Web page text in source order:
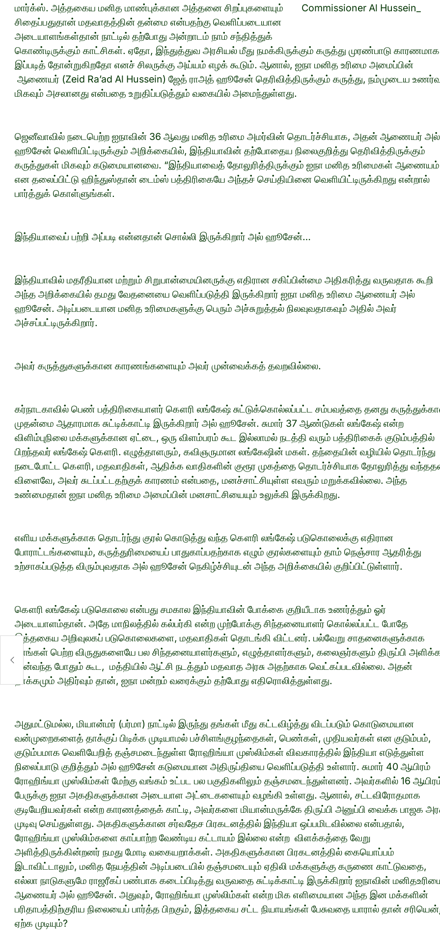
மார்க்ஸ். அத்தகைய மனித மாண்புக்கான அத்தனை சிறப்புகளையும்
சிதைப்பதுதான் மதவாதத்தின் தன்மை என்பதற்கு வெளிப்படையான
அடையாளங்கள்தான் நாட்டில் தற்போது அன்றாடம் நாம் சந்தித்துக்
கொண்டிருக்கும் காட்சிகள். ஏதோ, இந்துத்துவ அரசியல் மீது நமக்கிருக்கும் கருத்து முரண்பாடு காரணமாக
இப்படித் தோன்றுகிறதோ எனச் சிலருக்கு அய்யம் எழக் கூடும். ஆனால், ஐநா மனித உரிமை அமைப்பின்
ஆணையர் (Zeid Ra’ad Al Hussein) ஜேத் ராஅத் ஹூசேன் தெரிவித்திருக்கும் கருத்து, நம்முடைய
மிகவும் அசலானது என்பதை உறுதிப்படுத்தும் வகையில் அமைந்துள்ளது.
ஜெனீவாவில் நடைபெற்ற ஐநாவின் 36 ஆவது மனித உரிமை அமர்வின் தொடர்ச்சியாக, அதன் ஆணையர் அல்
ஹூசேன் வெளியிட்டிருக்கும் அறிக்கையில், இந்தியாவின் தற்போதைய நிலைகுறித்து தெரிவித்திருக்கும்
கருத்துகள் மிகவும் கடுமையானவை. “இந்தியாவைத் தோலுரித்திருக்கும் ஐநா மனித உரிமைகள்
என தலைப்பிட்டு ஹிந்துஸ்தான் டைம்ஸ் பத்திரிகையே அந்தச் செய்தியினை வெளியிட்டிருக்கிறது என்றால்
பார்த்துக் கொள்ளுங்கள்.
இந்தியாவைப் பற்றி அப்படி என்னதான் சொல்லி இருக்கிறார் அல் ஹூசேன்…
இந்தியாவில் மதரீதியான மற்றும் சிறுபான்மையினருக்கு எதிரான சகிப்பின்மை அதிகரித்து வருவதாக கூறி
அந்த அறிக்கையில் தமது வேதனையை வெளிப்படுத்தி இருக்கிறார் ஐநா மனித உரிமை ஆணையர் அல்
ஹூசேன். அடிப்படையான மனித உரிமைகளுக்கு பெரும் அச்சுறுத்தல் நிலவுவதாகவும் அதில் அவர்
அச்சப்பட்டிருக்கிறார்.
அவர் கருத்துகளுக்கான காரணங்களையும் அவர் முன்வைக்கத் தவறவில்லை.
கர்நாடகாவில் பெண் பத்திரிகையாளர் கௌரி லங்கேஷ் சுட்டுக்கொல்லப்பட்ட சம்பவத்தை தனது
முதன்மை ஆதாரமாக சுட்டிக்காட்டி இருக்கிறார் அல் ஹூசேன். சுமார் 37 ஆண்டுகள் லங்கேஷ் என்ற
விளிம்புநிலை மக்களுக்கான ஏட்டை, ஒரு விளம்பரம் கூட இல்லாமல் நடத்தி வரும் பத்திரிகைக் குடும்பத்தில்
பிறந்தவர் லங்கேஷ் கௌரி. எழுத்தாளரும், கவிஞருமான லங்கேஷின் மகள். தந்தையின் வழியில் தொடர்ந்து
நடைபோட்ட கௌரி, மதவாதிகள், ஆதிக்க வாதிகளின் குரூர முகத்தை தொடர்ச்சியாக தோலுரித்து
விளைவே, அவர் சுடப்பட்டதற்குக் காரணம் என்பதை, மனச்சாட்சியுள்ள எவரும் மறுக்கவில்லை. அந்த
உண்மைதான் ஐநா மனித உரிமை அமைப்பின் மனசாட்சியையும் உலுக்கி இருக்கிறது.
எளிய மக்களுக்காக தொடர்ந்து குரல் கொடுத்து வந்த கௌரி லங்கேஷ் படுகொலைக்கு எதிரான
போராட்டங்களையும், கருத்துரிமையைப் பாதுகாப்பதற்காக எழும் குரல்களையும் தாம் நெஞ்சார ஆதரித்து
உற்சாகப்படுத்த விரும்புவதாக அல் ஹூசேன் நெகிழ்ச்சியுடன் அந்த அறிக்கையில் குறிப்பிட்டுள்ளார்.
கௌரி லங்கேஷ் படுகொலை என்பது சமகால இந்தியாவின் போக்கை குறியீடாக உணர்த்தும் ஓர்
அடையாளம்தான். அதே மாநிலத்தில் கல்பர்கி என்ற முற்போக்கு சிந்தனையாளர் கொல்லப்பட்ட போதே
இத்தகைய அறிவுலகப் படுகொலைகளை, மதவாதிகள் தொடங்கி விட்டனர். பல்வேறு சாதனைகளுக்காக
தாங்கள் பெற்ற விருதுகளையே பல சிந்தனையாளர்களும், எழுத்தாளர்களும், கலைஞர்களும் திருப்பி
முன்வந்த போதும் கூட, மத்தியில் ஆட்சி நடத்தும் மதவாத அரசு அதற்காக வெட்கப்படவில்லை. அதன்
தாக்கமும் அதிர்வும் தான், ஐநா மன்றம் வரைக்கும் தற்போது எதிரொலித்துள்ளது.
அதுமட்டுமல்ல, மியான்மர் (பர்மா) நாட்டில் இருந்து தங்கள் மீது கட்டவிழ்த்து விடப்படும் கொடுமையான
வன்முறைகளைத் தாக்குப் பிடிக்க முடியாமல் பச்சிளங்குழந்தைகள், பெண்கள், முதியவர்கள் என குடும்பம்,
குடும்பமாக வெளியேறித் தஞ்சமடைந்துள்ள ரோஹிங்யா முஸ்லிம்கள் விவகாரத்தில் இந்தியா எடுத்துள்ள
நிலைப்பாடு குறித்தும் அல் ஹூசேன் கடுமையான அதிருப்தியை வெளிப்படுத்தி உள்ளார். சுமார் 40 ஆயிரம்
ரோஹிங்யா முஸ்லிம்கள் மேற்கு வங்கம் உட்பட பல பகுதிகளிலும் தஞ்சமடைந்துள்ளனர். அவர்களில் 16
பேருக்கு ஐநா அகதிகளுக்கான அடையாள அட்டைகளையும் வழங்கி உள்ளது. ஆனால், சட்டவிரோதமாக
குடியேறியவர்கள் என்ற காரணத்தைக் காட்டி, அவர்களை மியான்மருக்கே திருப்பி அனுப்பி வைக்க பாஜக
முடிவு செய்துள்ளது. அகதிகளுக்கான சர்வதேச பிரகடனத்தில் இந்தியா ஒப்பமிடவில்லை என்பதால்,
ரோஹிங்யா முஸ்லிம்களை காப்பாற்ற வேண்டிய கட்டாயம் இல்லை என்ற விளக்கத்தை வேறு
அளித்திருக்கின்றனர் நமது மோடி வகையறாக்கள். அகதிகளுக்கான பிரகடனத்தில் கையொப்பம்
இடாவிட்டாலும், மனித நேயத்தின் அடிப்படையில் தஞ்சமடையும் ஏதிலி மக்களுக்கு கருணை காட்டுவதை,
எல்லா நாடுகளுமே ராஜரீகப் பண்பாக கடைப்பிடித்து வருவதை சுட்டிக்காட்டி இருக்கிறார் ஐநாவின்
ஆணையர் அல் ஹூசேன். அதுவும், ரோஹிங்யா முஸ்லிம்கள் என்ற மிக எளிமையான அந்த இன மக்களின்
பரிதாபத்திற்குரிய நிலையைப் பார்த்த பிறகும், இத்தகைய சட்ட நியாயங்கள் பேசுவதை யாரால் தான்
ஏற்க முடியும்?